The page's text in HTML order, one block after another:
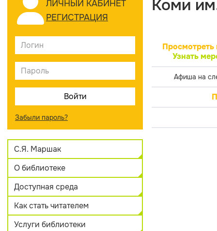
ЛИЧНЫЙ КАБИНЕТ
РЕГИСТРАЦИЯ
Забыли пароль?
С.Я. Маршак
О библиотеке
Доступная среда
Как стать читателем
Услуги библиотеки
Коми
Просмотреть
Узнать
Афиша на